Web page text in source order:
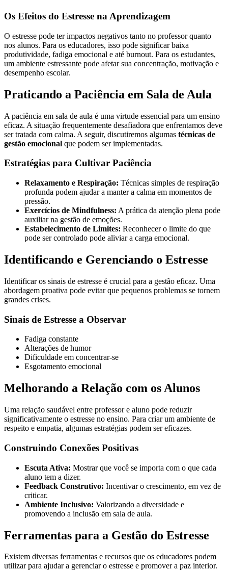
Os Efeitos do Estresse na Aprendizagem
O estresse pode ter impactos negativos tanto no professor quanto
nos alunos. Para os educadores, isso pode significar baixa
produtividade, fadiga emocional e até burnout. Para os estudantes,
um ambiente estressante pode afetar sua concentração, motivação e
desempenho escolar.
Praticando a Paciência em Sala de Aula
A paciência em sala de aula é uma virtude essencial para um ensino
eficaz. A situação frequentemente desafiadora que enfrentamos deve
ser tratada com calma. A seguir, discutiremos algumas técnicas de
gestão emocional que podem ser implementadas.
Estratégias para Cultivar Paciência
Relaxamento e Respiração: Técnicas simples de respiração
profunda podem ajudar a manter a calma em momentos de
pressão.
Exercícios de Mindfulness: A prática da atenção plena pode
auxiliar na gestão de emoções.
Estabelecimento de Limites: Reconhecer o limite do que
pode ser controlado pode aliviar a carga emocional.
Identificando e Gerenciando o Estresse
Identificar os sinais de estresse é crucial para a gestão eficaz. Uma
abordagem proativa pode evitar que pequenos problemas se tornem
grandes crises.
Sinais de Estresse a Observar
Fadiga constante
Alterações de humor
Dificuldade em concentrar-se
Esgotamento emocional
Melhorando a Relação com os Alunos
Uma relação saudável entre professor e aluno pode reduzir
significativamente o estresse no ensino. Para criar um ambiente de
respeito e empatia, algumas estratégias podem ser eficazes.
Construindo Conexões Positivas
Escuta Ativa: Mostrar que você se importa com o que cada
aluno tem a dizer.
Feedback Construtivo: Incentivar o crescimento, em vez de
criticar.
Ambiente Inclusivo: Valorizando a diversidade e
promovendo a inclusão em sala de aula.
Ferramentas para a Gestão do Estresse
Existem diversas ferramentas e recursos que os educadores podem
utilizar para ajudar a gerenciar o estresse e promover a paz interior.